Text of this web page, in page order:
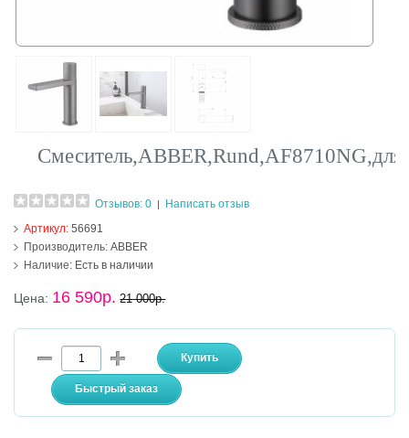
Отзывов: 0
Написать отзыв
Артикул:56691
Производитель: ABBER
Наличие: Есть в наличии
Цена: 16 590р. 21 000р.